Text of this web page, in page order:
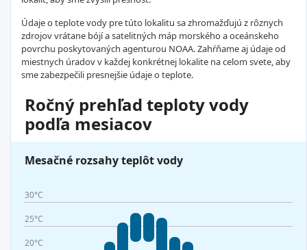
Údaje o teplote vody pre túto lokalitu sa zhromažďujú z rôznych
zdrojov vrátane bójí a satelitných máp morského a oceánskeho
povrchu poskytovaných agenturou NOAA. Zahŕňame aj údaje od
miestnych úradov v každej konkrétnej lokalite na celom svete, aby
sme zabezpečili presnejšie údaje o teplote.
Ročný prehľad teploty vody
podľa mesiacov
Mesačné rozsahy teplôt vody
30°C
25°C
20°C